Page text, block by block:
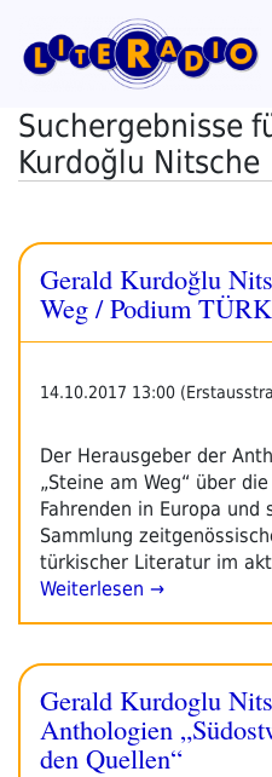
Inhalt
springen
Suchergebnisse
Kurdoğlu Nitsche
Gerald Kurdoğlu
Weg / Podium
14.10.2017 13:00
Der Herausgeber der
„Steine am Weg“ über die
Fahrenden in Europa und
Sammlung
türkischer Literatur im
Weiterlesen →
Gerald Kurdoglu
Anthologien
den Quellen“